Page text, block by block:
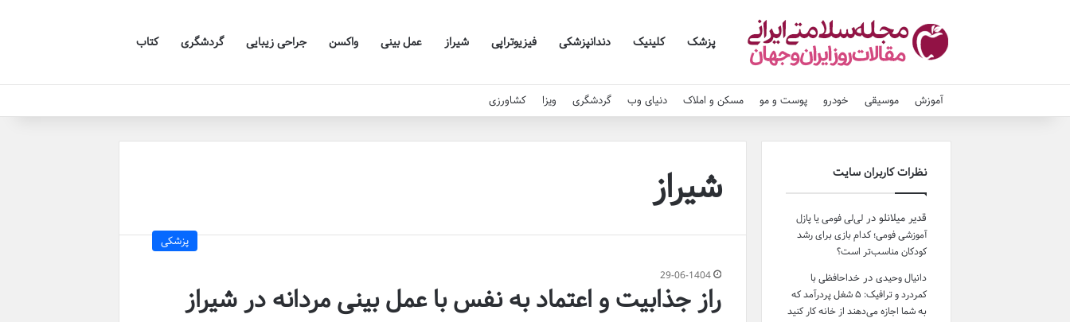
پزشک کلینیک دندانپزشکی فیزیوتراپی شیراز عمل بینی واکسن جراحی زیبایی گردشگری کتاب
آموزش موسیقی خودرو پوست و مو مسکن و املاک دنیای وب گردشگری ویزا کشاورزی
شیراز
پزشکی
29-06-1404
راز جذابیت و اعتماد به نفس با عمل بینی مردانه در شیراز
نظرات کاربران سایت
قدیر میلانلو درلی‌لی فومی یا پازل
آموزشی فومی؛ کدام بازی برای رشد
کودکان مناسب‌تر است؟
دانیال وحیدی درخداحافظی با
کمردرد و ترافیک: ۵ شغل پردرآمد که
به شما اجازه می‌دهند از خانه کار کنید